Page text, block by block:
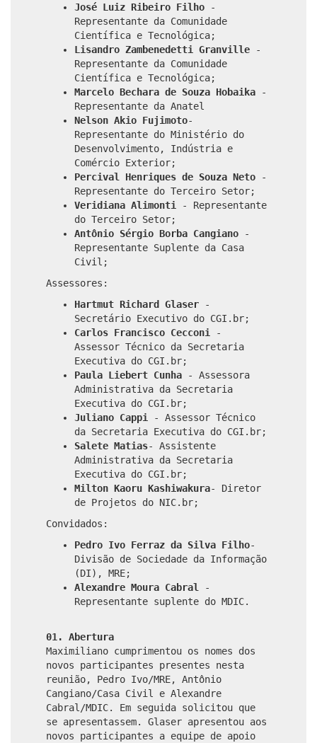
José Luiz Ribeiro Filho
-
Representante da Comunidade
Científica e Tecnológica;
Lisandro Zambenedetti Granville -
Representante da Comunidade
Científica e Tecnológica;
Marcelo Bechara de Souza Hobaika
-
Representante da Anatel
Nelson Akio Fujimoto-
Representante do Ministério do
Desenvolvimento, Indústria e
Comércio Exterior;
Percival Henriques de Souza Neto -
Representante do Terceiro Setor;
Veridiana Alimonti
- Representante
do Terceiro Setor;
Antônio Sérgio Borba Cangiano
-
Representante Suplente da Casa
Civil;
Assessores:
Hartmut Richard Glaser -
Secretário Executivo do CGI.br;
Carlos Francisco Cecconi
-
Assessor Técnico da Secretaria
Executiva do CGI.br;
Paula Liebert Cunha - Assessora
Administrativa da Secretaria
Executiva do CGI.br;
Juliano Cappi
- Assessor Técnico
da Secretaria Executiva do CGI.br;
Salete Matias- Assistente
Administrativa da Secretaria
Executiva do CGI.br;
Milton Kaoru Kashiwakura- Diretor
de Projetos do NIC.br;
Convidados:
Pedro Ivo Ferraz da Silva Filho-
Divisão de Sociedade da Informação
(DI), MRE;
Alexandre Moura Cabral
-
Representante suplente do MDIC.
01. Abertura
Maximiliano cumprimentou os nomes dos
novos participantes presentes nesta
reunião, Pedro Ivo/MRE, Antônio
Cangiano/Casa Civil e Alexandre
Cabral/MDIC. Em seguida solicitou que
se apresentassem. Glaser apresentou aos
novos participantes a equipe de apoio